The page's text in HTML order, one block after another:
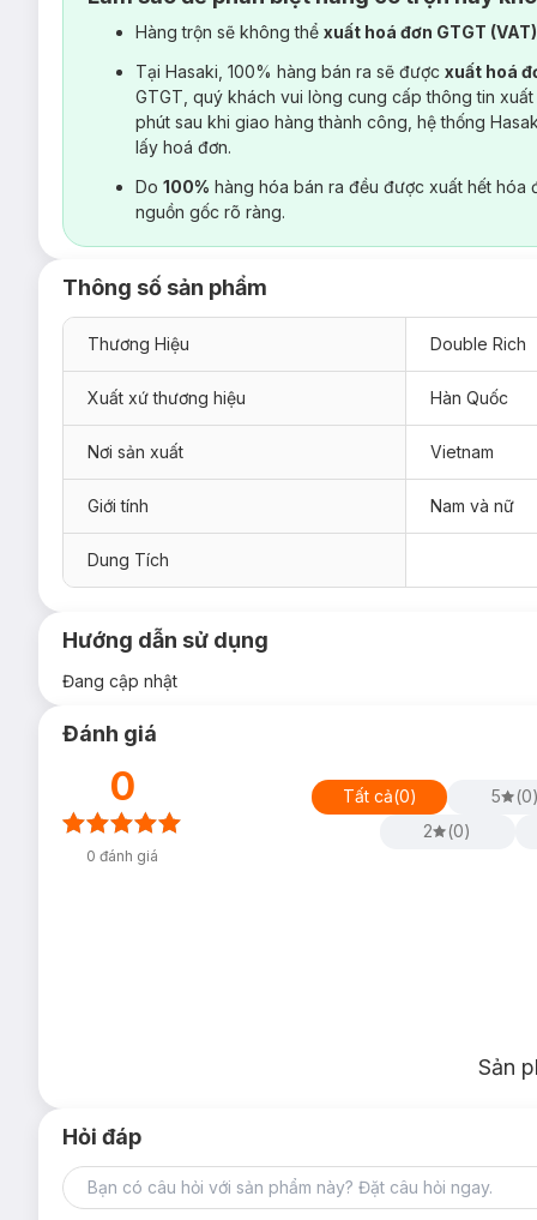
Hàng trộn sẽ không thể xuất hoá đơn GTGT
Tại Hasaki, 100% hàng bán ra sẽ được xuất hoá
GTGT, quý khách vui lòng cung cấp thông tin
phút sau khi giao hàng thành công, hệ thống
lấy hoá đơn.
Do 100% hàng hóa bán ra đều được xuất hết hóa
nguồn gốc rõ ràng.
Thông số sản phẩm
Thương Hiệu Double Rich
Xuất xứ thương hiệu Hàn Quốc
Nơi sản xuất Vietnam
Giới tính Nam và nữ
Dung Tích
Hướng dẫn sử dụng
Đang cập nhật
Đánh giá
0
0 đánh giá
Tất cả(0) 5 (0
2
(0)
Sản
Hỏi đáp